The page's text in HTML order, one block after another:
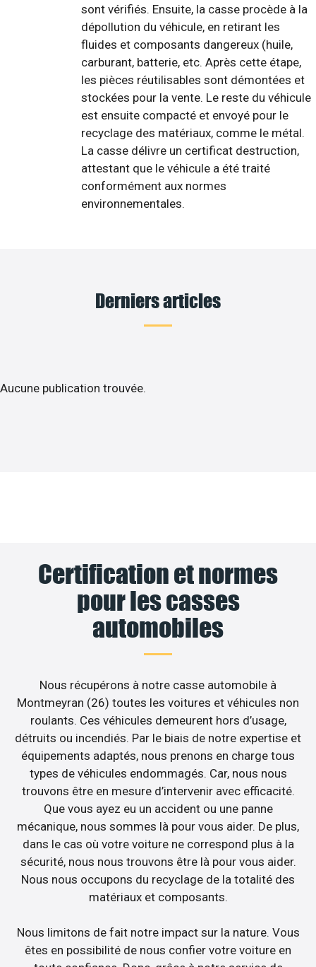
sont vérifiés. Ensuite, la casse procède à la
dépollution du véhicule, en retirant les
fluides et composants dangereux (huile,
carburant, batterie, etc. Après cette étape,
les pièces réutilisables sont démontées et
stockées pour la vente. Le reste du véhicule
est ensuite compacté et envoyé pour le
recyclage des matériaux, comme le métal.
La casse délivre un certificat destruction,
attestant que le véhicule a été traité
conformément aux normes
environnementales.
Derniers articles
Aucune publication trouvée.
Certification et normes
pour les casses
automobiles
Nous récupérons à notre casse automobile à
Montmeyran (26) toutes les voitures et véhicules non
roulants. Ces véhicules demeurent hors d’usage,
détruits ou incendiés. Par le biais de notre expertise et
équipements adaptés, nous prenons en charge tous
types de véhicules endommagés. Car, nous nous
trouvons être en mesure d’intervenir avec efficacité.
Que vous ayez eu un accident ou une panne
mécanique, nous sommes là pour vous aider. De plus,
dans le cas où votre voiture ne correspond plus à la
sécurité, nous nous trouvons être là pour vous aider.
Nous nous occupons du recyclage de la totalité des
matériaux et composants.
Nous limitons de fait notre impact sur la nature. Vous
êtes en possibilité de nous confier votre voiture en